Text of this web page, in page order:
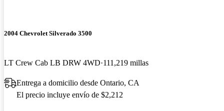
2004 Chevrolet Silverado 3500
LT Crew Cab LB DRW 4WD 111,219 millas
Entrega a domicilio desde Ontario, CA
El precio incluye envío de $2,212